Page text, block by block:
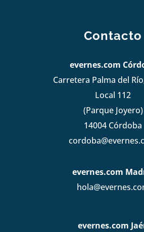
Contacto
evernes.com
Carretera Palma del
Local 112
(Parque Joyero)
14004 Córdoba
evernes.com
evernes.com